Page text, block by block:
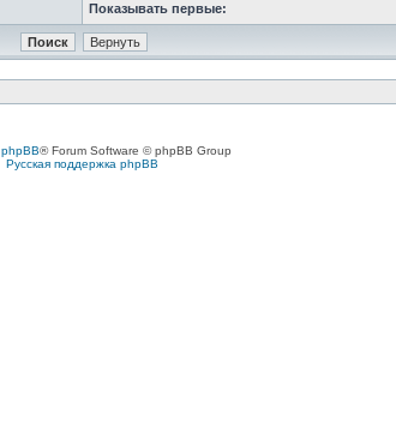
Показывать первые:
phpBB® Forum Software © phpBB Group
Русская поддержка phpBB